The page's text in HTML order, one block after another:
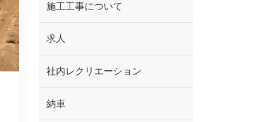
施工工事について
求人
社内レクリエーション
納車